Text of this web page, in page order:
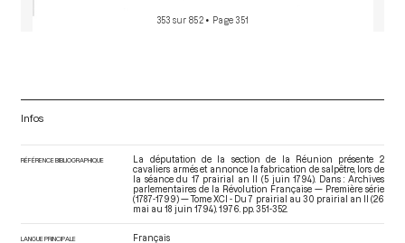
353 sur 852 • Page 351
Infos
RÉFÉRENCE BIBLIOGRAPHIQUE
La députation de la section de la Réunion présente 2
cavaliers armés et annonce la fabrication de salpêtre, lors de
la séance du 17 prairial an II (5 juin 1794). Dans : Archives
parlementaires de la Révolution Française — Première série
(1787-1799) — Tome XCI - Du 7 prairial au 30 prairial an II (26
mai au 18 juin 1794) . 1976. pp. 351-352.
LANGUE PRINCIPALE Français